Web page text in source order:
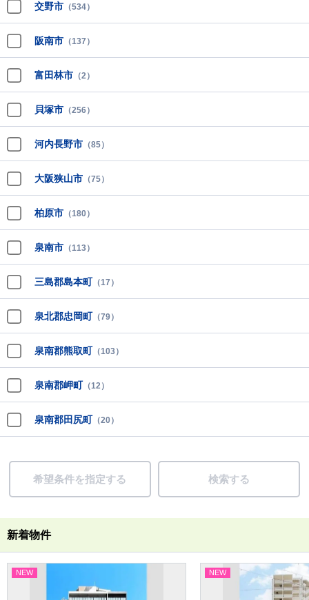
交野市 （534）
阪南市 （137）
富田林市 （2）
貝塚市 （256）
河内長野市 （85）
大阪狭山市 （75）
柏原市 （180）
泉南市 （113）
三島郡島本町 （17）
泉北郡忠岡町 （79）
泉南郡熊取町 （103）
泉南郡岬町 （12）
泉南郡田尻町 （20）
希望条件を指定する 検索する
新着物件
NEW NEW